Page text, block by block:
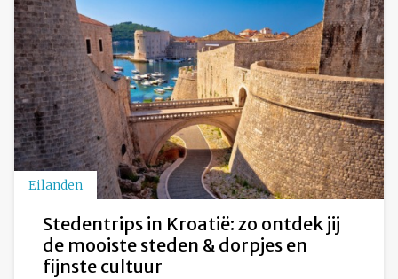
Eilanden
Stedentrips in Kroatië: zo ontdek jij
de mooiste steden & dorpjes en
fijnste cultuur